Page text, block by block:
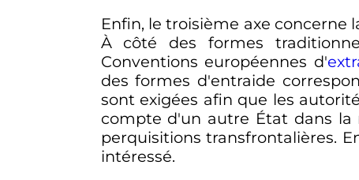
Enfin, le troisième axe
À côté des formes
Conventions européennes d'
des formes d'entraide
sont exigées afin que les
compte d'un autre État dans la
perquisitions transfrontalières.
intéressé.